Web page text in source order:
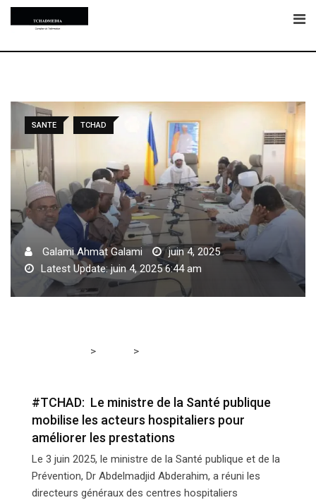
Skip
SANTE TCHAD
Galami Ahmat Galami
juin 4, 2025
Latest Update: juin 4, 2025 6:44 am
> >
#TCHAD: Le ministre de la Santé publique
mobilise les acteurs hospitaliers pour
améliorer les prestations
Le 3 juin 2025, le ministre de la Santé publique et de la
Prévention, Dr Abdelmadjid Abderahim, a réuni les
directeurs généraux des centres hospitaliers